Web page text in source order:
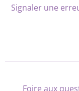
Signaler une
Foire aux